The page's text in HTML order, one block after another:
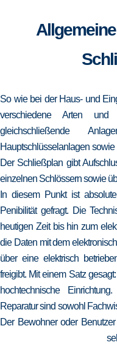
So wie bei der Haus- und
verschiedene Arten
gleichschließende
Hauptschlüsselanlagen
Der Schließplan gibt
einzelnen Schlössern sowie
In diesem Punkt ist
Penibilität gefragt. Die
heutigen Zeit bis hin zum
die Daten mit dem
über eine elektrisch
freigibt. Mit einem Satz
hochtechnische
Reparatur sind sowohl
Der Bewohner oder